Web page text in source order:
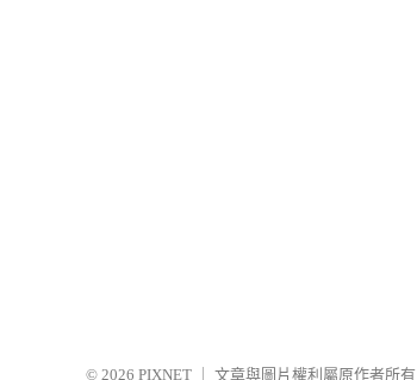
© 2026 PIXNET 文章與圖片權利屬原作者所有